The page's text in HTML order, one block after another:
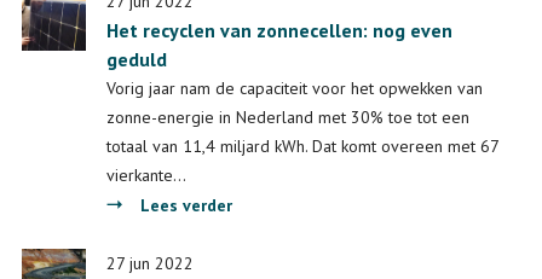
grondstoffen
stedelijk
afval
en
broekzak
Het recyclen van zonnecellen: nog even
geduld
Vorig jaar nam de capaciteit voor het opwekken van
zonne-energie in Nederland met 30% toe tot een
totaal van 11,4 miljard kWh. Dat komt overeen met 67
vierkante…
Lees verderover
27 jun 2022